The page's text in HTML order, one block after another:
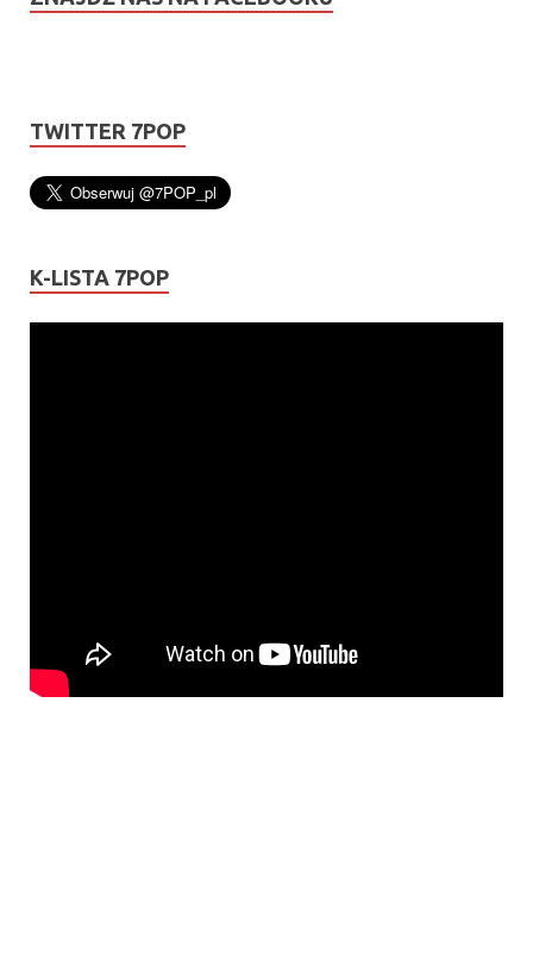
TWITTER 7POP
K-LISTA 7POP